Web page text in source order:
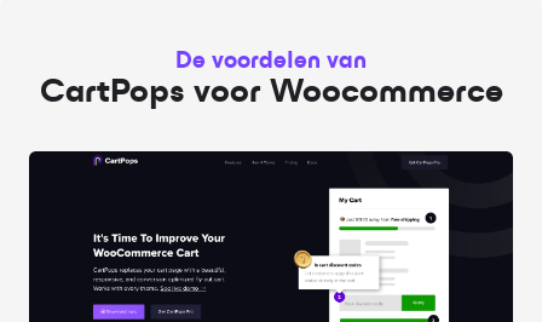
De voordelen van
CartPops voor Woocommerce